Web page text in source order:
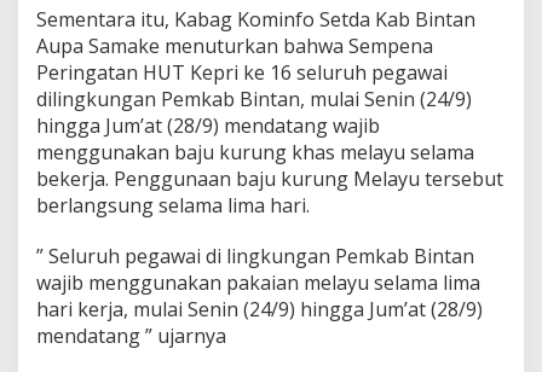
P
i
m
p
i
n
A
p
e
l
Sementara itu, Kabag Kominfo Setda Kab Bintan
Aupa Samake menuturkan bahwa Sempena
Peringatan HUT Kepri ke 16 seluruh pegawai
dilingkungan Pemkab Bintan, mulai Senin (24/9)
hingga Jum’at (28/9) mendatang wajib
menggunakan baju kurung khas melayu selama
bekerja. Penggunaan baju kurung Melayu tersebut
berlangsung selama lima hari.
” Seluruh pegawai di lingkungan Pemkab Bintan
wajib menggunakan pakaian melayu selama lima
hari kerja, mulai Senin (24/9) hingga Jum’at (28/9)
mendatang ” ujarnya